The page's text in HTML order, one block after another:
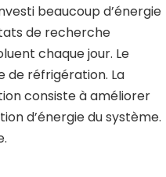
beaucoup d’énergie
de recherche
chaque jour. Le
de réfrigération. La
consiste à améliorer
d’énergie du système.